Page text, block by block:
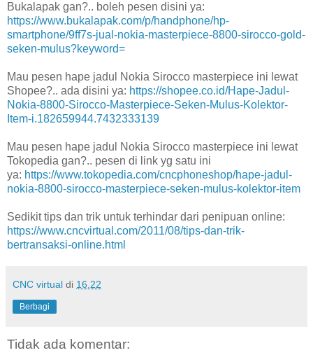
Bukalapak gan?.. boleh pesen disini ya:
https://www.bukalapak.com/p/handphone/hp-
smartphone/9ff7s-jual-nokia-masterpiece-8800-sirocco-gold-
seken-mulus?keyword=
Mau pesen hape jadul Nokia Sirocco masterpiece ini lewat
Shopee?.. ada disini ya: https://shopee.co.id/Hape-Jadul-
Nokia-8800-Sirocco-Masterpiece-Seken-Mulus-Kolektor-
Item-i.182659944.7432333139
Mau pesen hape jadul Nokia Sirocco masterpiece ini lewat
Tokopedia gan?.. pesen di link yg satu ini
ya: https://www.tokopedia.com/cncphoneshop/hape-jadul-
nokia-8800-sirocco-masterpiece-seken-mulus-kolektor-item
Sedikit tips dan trik untuk terhindar dari penipuan online:
https://www.cncvirtual.com/2011/08/tips-dan-trik-
bertransaksi-online.html
CNC virtual di 16.22
Berbagi
Tidak ada komentar: